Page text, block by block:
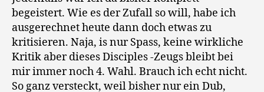
begeistert. Wie es der Zufall so will, habe ich
ausgerechnet heute dann doch etwas zu
kritisieren. Naja, is nur Spass, keine wirkliche
Kritik aber dieses Disciples -Zeugs bleibt bei
mir immer noch 4. Wahl. Brauch ich echt nicht.
So ganz versteckt, weil bisher nur ein Dub,